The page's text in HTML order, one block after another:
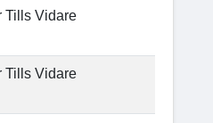
Tills Vidare
Tills Vidare